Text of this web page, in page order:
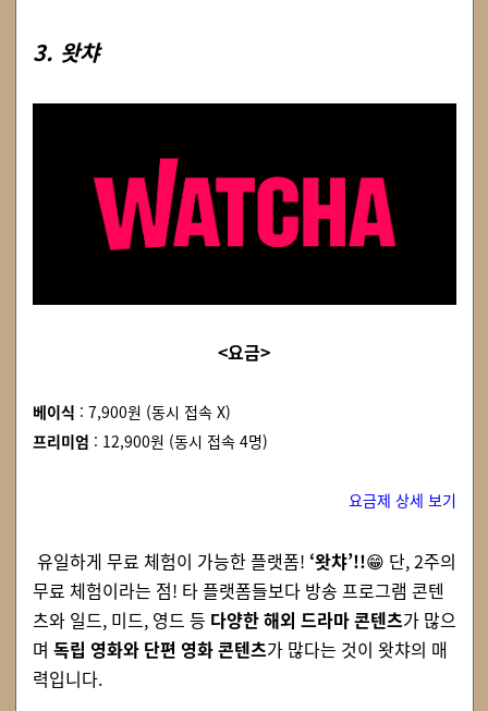
3. 왓챠
<요금>
베이식 : 7,900원 (동시 접속 X)
프리미엄 : 12,900원 (동시 접속 4명)
요금제 상세 보기
유일하게 무료 체험이 가능한 플랫폼! ‘왓챠’!!😁 단, 2주의
무료 체험이라는 점! 타 플랫폼들보다 방송 프로그램 콘텐
츠와 일드, 미드, 영드 등 다양한 해외 드라마 콘텐츠가 많으
며 독립 영화와 단편 영화 콘텐츠가 많다는 것이 왓챠의 매
력입니다.